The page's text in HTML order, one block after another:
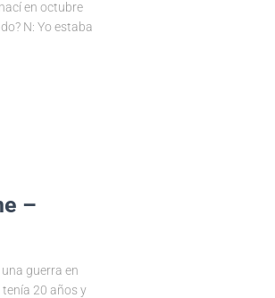
en octubre
N: Yo estaba
–
guerra en
tenía 20 años y